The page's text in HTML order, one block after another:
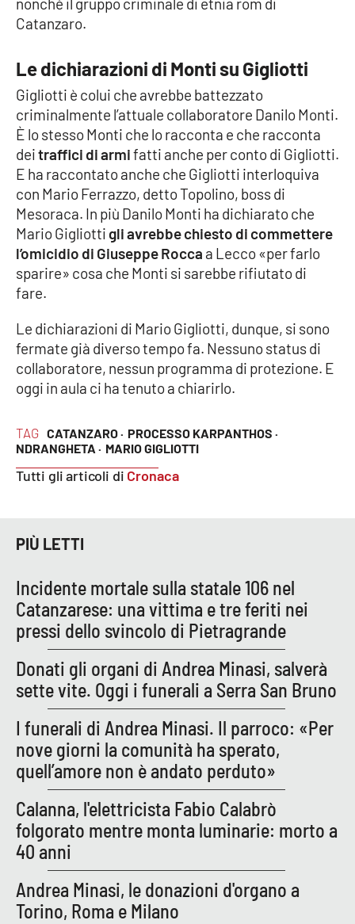
LaC OnAir
EDIZIONI
Catanzaro
Crotone
Vibo Valentia
Reggio Calabria
Cosenza
Lamezia Terme
PROGETTI
SPECIALI
LA
CALABRIAVISIONE
Food
Storie
LAC
NETWORK
Lacplay.it
Lactv.it
Laconair.it
Lacitymag.it
Lacapitalenews.it
TAG CATANZARO · PROCESSO KARPANTHOS ·
NDRANGHETA · MARIO GIGLIOTTI
Tutti gli articoli di Cronaca
nonché il gruppo criminale di etnia rom di
Catanzaro.
Le dichiarazioni di Monti su Gigliotti
Gigliotti è colui che avrebbe battezzato
criminalmente l’attuale collaboratore Danilo Monti.
È lo stesso Monti che lo racconta e che racconta
deitraffici di armifatti anche per conto di Gigliotti.
E ha raccontato anche che Gigliotti interloquiva
con Mario Ferrazzo, detto Topolino, boss di
Mesoraca. In più Danilo Monti ha dichiarato che
Mario Gigliotti gli avrebbe chiesto di commettere
l’omicidio di Giuseppe Rocca a Lecco «per farlo
sparire» cosa che Monti si sarebbe rifiutato di
fare.
Le dichiarazioni di Mario Gigliotti, dunque, si sono
fermate già diverso tempo fa. Nessuno status di
collaboratore, nessun programma di protezione. E
oggi in aula ci ha tenuto a chiarirlo.
PIÙ LETTI
Incidente mortale sulla statale 106 nel
Catanzarese: una vittima e tre feriti nei
pressi dello svincolo di Pietragrande
Donati gli organi di Andrea Minasi, salverà
sette vite. Oggi i funerali a Serra San Bruno
I funerali di Andrea Minasi. Il parroco: «Per
nove giorni la comunità ha sperato,
quell’amore non è andato perduto»
Calanna, l'elettricista Fabio Calabrò
folgorato mentre monta luminarie: morto a
40 anni
Andrea Minasi, le donazioni d'organo a
Torino, Roma e Milano